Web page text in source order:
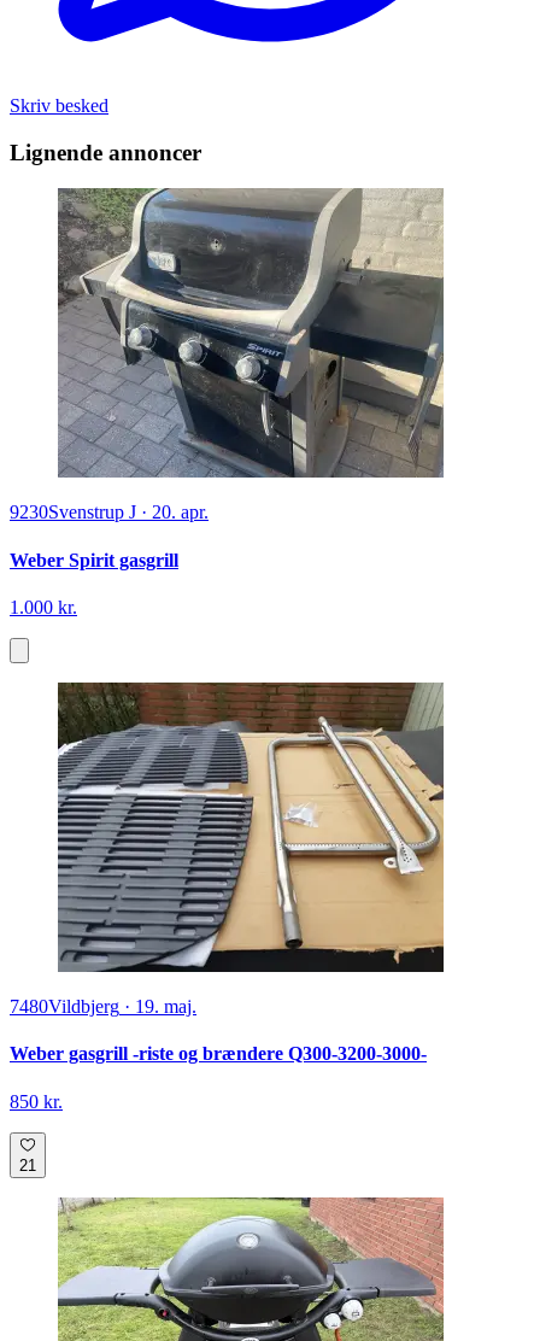
Skriv besked
Lignende annoncer
9230Svenstrup J · 20. apr.
Weber Spirit gasgrill
1.000 kr.
7480Vildbjerg · 19. maj.
Weber gasgrill -riste og brændere Q300-3200-3000-
850 kr.
21